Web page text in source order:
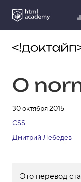
О
30 октября 2015
CSS
Дмитрий Лебедев
Это перевод